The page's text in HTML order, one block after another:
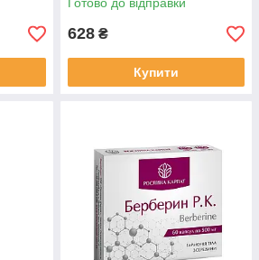
628 ₴
Купити